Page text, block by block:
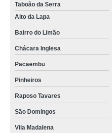
Taboão da Serra
Alto da Lapa
Bairro do Limão
Chácara Inglesa
Pacaembu
Pinheiros
Raposo Tavares
São Domingos
Vila Madalena